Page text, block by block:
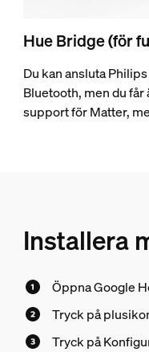
Hue Bridge (för
Du kan ansluta
Bluetooth, men du
support för Matter,
Installera
Öppna Google
Tryck på
Tryck på